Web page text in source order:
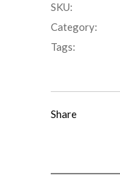
SKU:
Category:
Tags:
Share